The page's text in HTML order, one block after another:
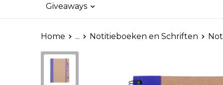
Giveaways
Home ... Notitieboeken en Schriften